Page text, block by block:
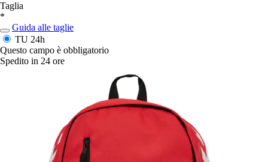
Taglia
*
Guida alle taglie
TU 24h
Questo campo è obbligatorio
Spedito in 24 ore